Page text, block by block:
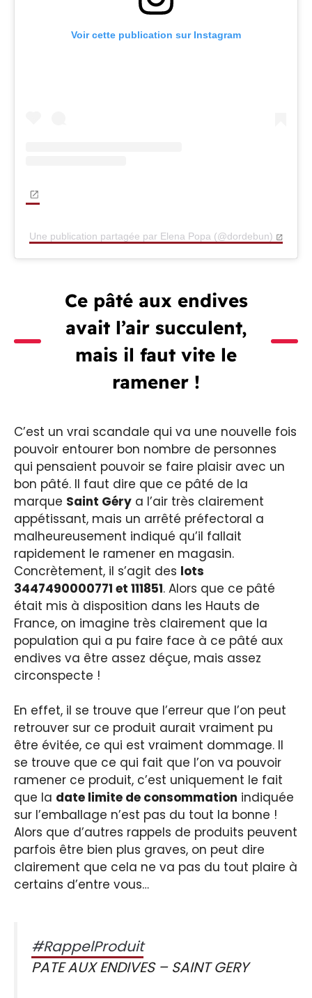
Voir cette publication sur Instagram
Une publication partagée par Elena Popa (@dordebun)
Ce pâté aux endives
avait l’air succulent,
mais il faut vite le
ramener !
C’est un vrai scandale qui va une nouvelle fois
pouvoir entourer bon nombre de personnes
qui pensaient pouvoir se faire plaisir avec un
bon pâté. Il faut dire que ce pâté de la
marque Saint Géry a l’air très clairement
appétissant, mais un arrêté préfectoral a
malheureusement indiqué qu’il fallait
rapidement le ramener en magasin.
Concrètement, il s’agit des lots
3447490000771 et 111851. Alors que ce pâté
était mis à disposition dans les Hauts de
France, on imagine très clairement que la
population qui a pu faire face à ce pâté aux
endives va être assez déçue, mais assez
circonspecte !
En effet, il se trouve que l’erreur que l’on peut
retrouver sur ce produit aurait vraiment pu
être évitée, ce qui est vraiment dommage. Il
se trouve que ce qui fait que l’on va pouvoir
ramener ce produit, c’est uniquement le fait
que la date limite de consommation indiquée
sur l’emballage n’est pas du tout la bonne !
Alors que d’autres rappels de produits peuvent
parfois être bien plus graves, on peut dire
clairement que cela ne va pas du tout plaire à
certains d’entre vous…
#RappelProduit
PATE AUX ENDIVES – SAINT GERY